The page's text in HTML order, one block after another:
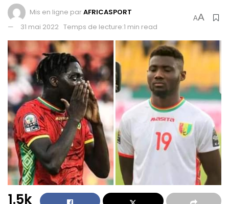
Mis en ligne parAFRICASPORT
31 mai 2022 Temps de lecture:1 min read
AA
1.5k